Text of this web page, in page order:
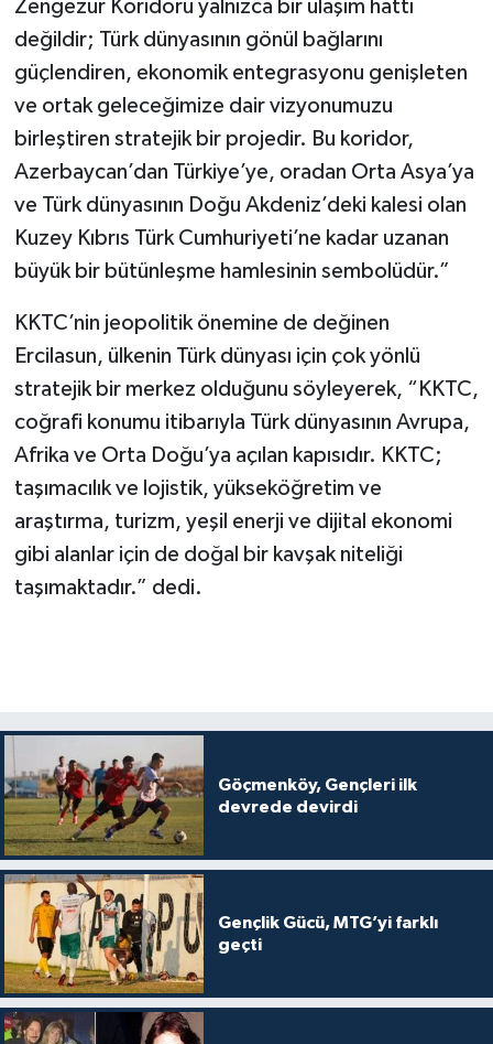
Zengezur Koridoru yalnızca bir ulaşım hattı
değildir; Türk dünyasının gönül bağlarını
güçlendiren, ekonomik entegrasyonu genişleten
ve ortak geleceğimize dair vizyonumuzu
birleştiren stratejik bir projedir. Bu koridor,
Azerbaycan’dan Türkiye’ye, oradan Orta Asya’ya
ve Türk dünyasının Doğu Akdeniz’deki kalesi olan
Kuzey Kıbrıs Türk Cumhuriyeti’ne kadar uzanan
büyük bir bütünleşme hamlesinin sembolüdür.”
KKTC’nin jeopolitik önemine de değinen
Ercilasun, ülkenin Türk dünyası için çok yönlü
stratejik bir merkez olduğunu söyleyerek, “KKTC,
coğrafi konumu itibarıyla Türk dünyasının Avrupa,
Afrika ve Orta Doğu’ya açılan kapısıdır. KKTC;
taşımacılık ve lojistik, yükseköğretim ve
araştırma, turizm, yeşil enerji ve dijital ekonomi
gibi alanlar için de doğal bir kavşak niteliği
taşımaktadır.” dedi.
Göçmenköy, Gençleri ilk
devrede devirdi
Gençlik Gücü, MTG’yi farklı
geçti